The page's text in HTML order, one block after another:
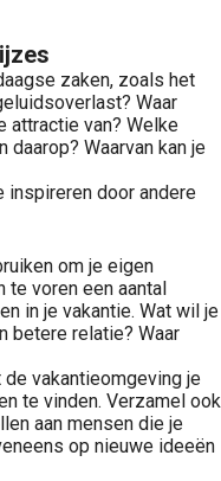
zaken, zoals het
Waar
attractie van? Welke
Waarvan kan je
inspireren door andere
om je eigen
te voren een aantal
in je vakantie. Wat wil je
betere relatie? Waar
vakantieomgeving je
te vinden. Verzamel ook
aan mensen die je
op nieuwe ideeën